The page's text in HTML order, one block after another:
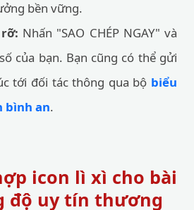
bền vững.
Nhấn "SAO CHÉP NGAY" và
của bạn. Bạn cũng có thể gửi
tới đối tác thông qua bộ biểu
bình an.
icon lì xì cho bài
độ uy tín thương